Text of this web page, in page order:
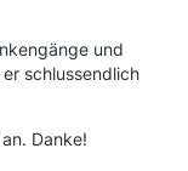
man sich
eigenen
und
schlussendlich
Danke!